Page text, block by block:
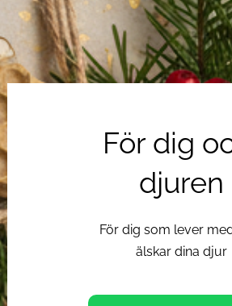
För dig
djuren
För dig som lever
älskar dina djur